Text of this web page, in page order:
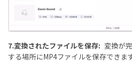
7.変換されたファイルを保存: 変換が
する場所にMP4ファイルを保存できます